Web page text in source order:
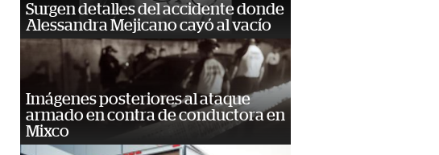
Surgen detalles del accidente donde
Alessandra Mejicano cayó al vacío
Imágenes posteriores al ataque
armado en contra de conductora en
Mixco